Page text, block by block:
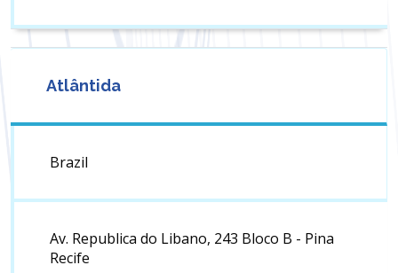
Atlântida
Brazil
Av. Republica do Libano, 243 Bloco B - Pina
Recife